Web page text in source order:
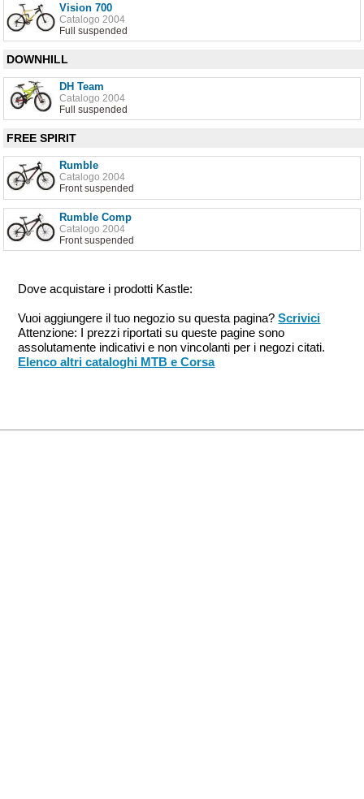
Vision 700
Catalogo 2004
Full suspended
DOWNHILL
DH Team
Catalogo 2004
Full suspended
FREE SPIRIT
Rumble
Catalogo 2004
Front suspended
Rumble Comp
Catalogo 2004
Front suspended
Dove acquistare i prodotti Kastle:
Vuoi aggiungere il tuo negozio su questa pagina?Scrivici
Attenzione: I prezzi riportati su queste pagine sono
assolutamente indicativi e non vincolanti per i negozi citati.
Elenco altri cataloghi MTB e Corsa